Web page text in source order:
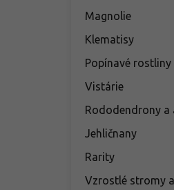
Magnolie
Klematisy
Popínavé rostliny
Vistárie
Rododendrony a
Jehličnany
Rarity
Vzrostlé stromy